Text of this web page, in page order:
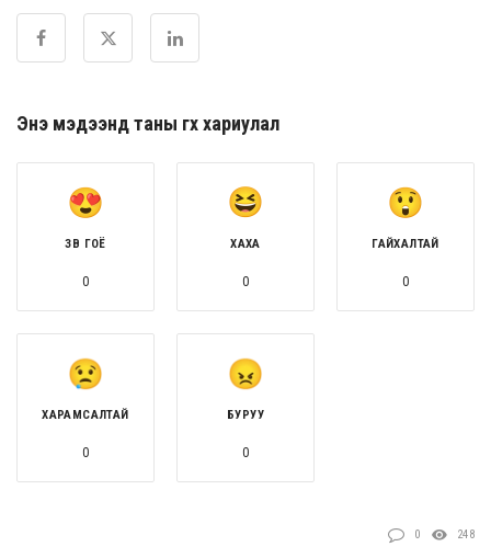
Энэ мэдээнд таны өгөх хариулал
ЗӨВ ГОЁ
0
ХАХА
0
ГАЙХАЛТАЙ
0
ХАРАМСАЛТАЙ
0
БУРУУ
0
0 248